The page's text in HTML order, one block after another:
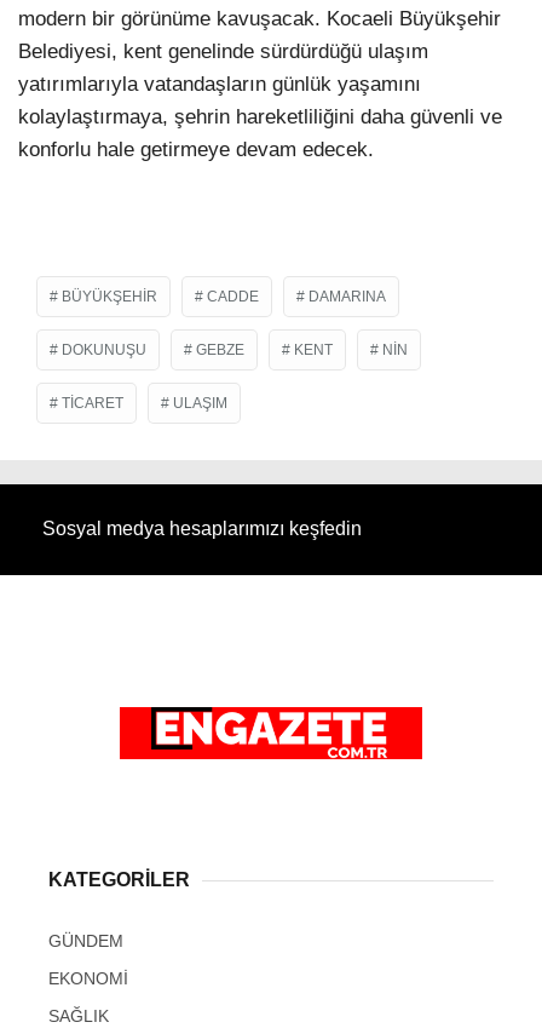
modern bir görünüme kavuşacak. Kocaeli Büyükşehir
Belediyesi, kent genelinde sürdürdüğü ulaşım
yatırımlarıyla vatandaşların günlük yaşamını
kolaylaştırmaya, şehrin hareketliliğini daha güvenli ve
konforlu hale getirmeye devam edecek.
BÜYÜKŞEHIR CADDE DAMARINA
DOKUNUŞU GEBZE KENT NIN
TICARET ULAŞIM
Sosyal medya hesaplarımızı keşfedin
KATEGORİLER
GÜNDEM
EKONOMİ
SAĞLIK